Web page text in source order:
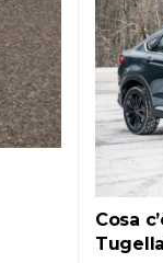
Cosa